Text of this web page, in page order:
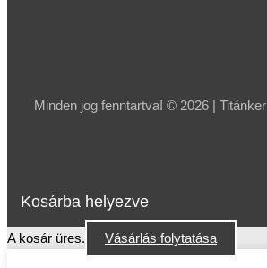
Minden jog fenntartva! © 2026 | Titánker
Kosárba helyezve
A kosár üres. Vásárlás folytatása